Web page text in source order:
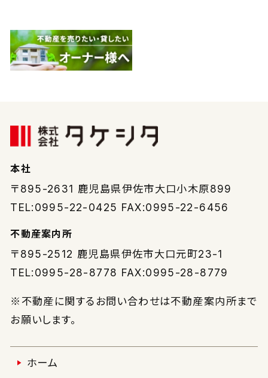
本社
〒895-2631 鹿児島県伊佐市大口小木原899
TEL:0995-22-0425 FAX:0995-22-6456
不動産案内所
〒895-2512 鹿児島県伊佐市大口元町23-1
TEL:0995-28-8778 FAX:0995-28-8779
※不動産に関するお問い合わせは不動産案内所まで
お願いします。
ホーム